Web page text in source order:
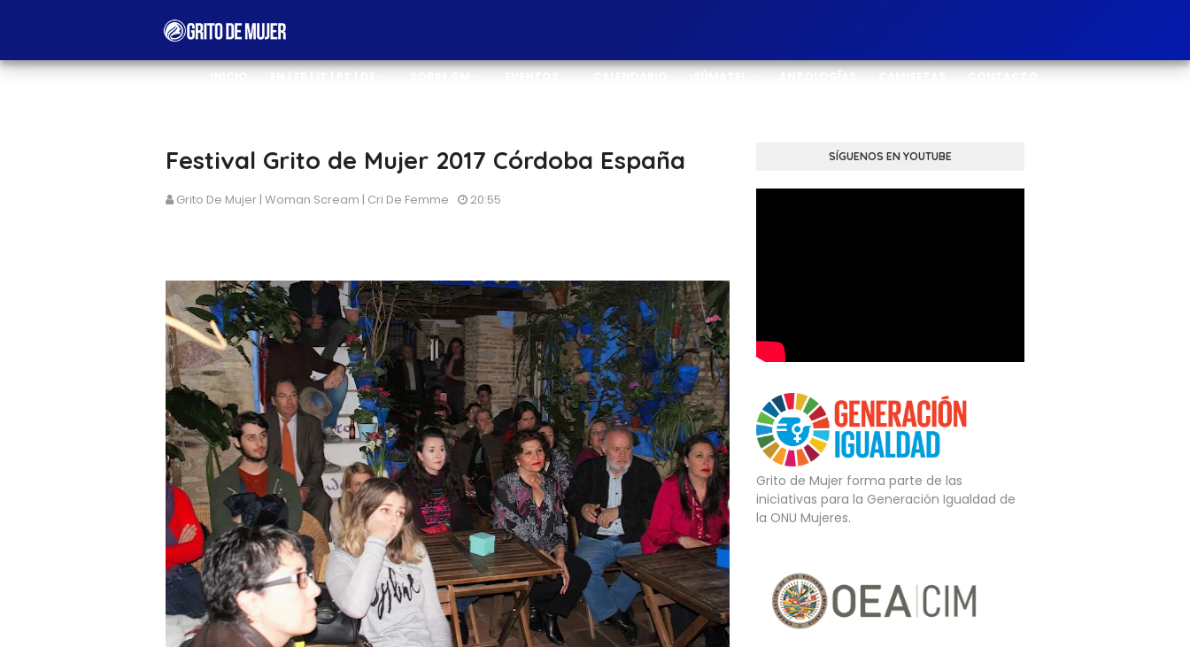
Festival Grito de Mujer 2017 Córdoba España
Grito De Mujer | Woman Scream | Cri De Femme 20:55
SÍGUENOS EN YOUTUBE
Grito de Mujer forma parte de las
iniciativas para la Generación Igualdad de
la ONU Mujeres.